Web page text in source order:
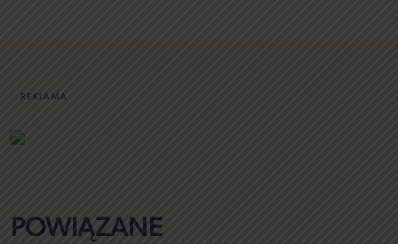
REKLAMA
POWIĄZANE